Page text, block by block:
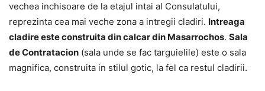
vechea inchisoare de la etajul intai al Consulatului,
reprezinta cea mai veche zona a intregii cladiri. Intreaga
cladire este construita din calcar din Masarrochos. Sala
de Contratacion (sala unde se fac targuielile) este o sala
magnifica, construita in stilul gotic, la fel ca restul cladirii.